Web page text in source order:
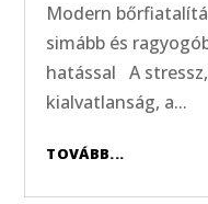
Modern
simább és
hatással A
kialvatlanság, a...
TOVÁBB...